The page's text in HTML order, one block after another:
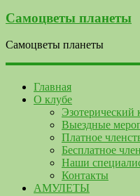
Самоцветы планеты
Самоцветы планеты
Главная
О клубе
Выездные
Платное
Бесплатное
Наши
Контакты
АМУЛЕТЫ